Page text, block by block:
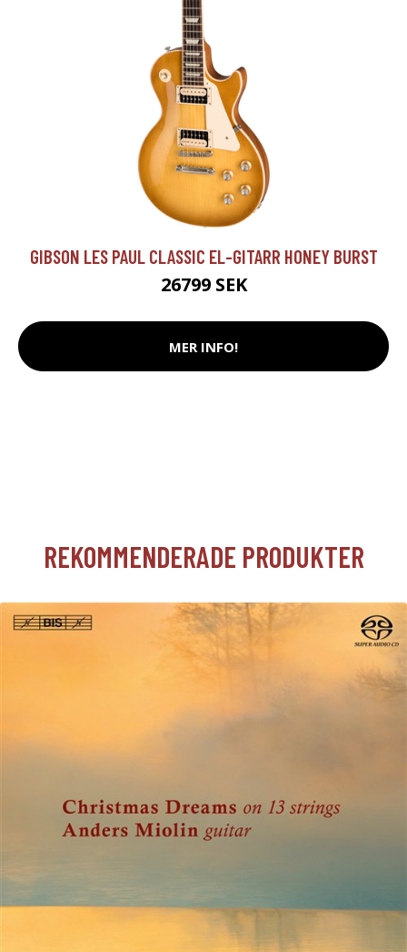
GIBSON LES PAUL CLASSIC EL-GITARR HONEY BURST
26799 SEK
MER INFO!
REKOMMENDERADE PRODUKTER